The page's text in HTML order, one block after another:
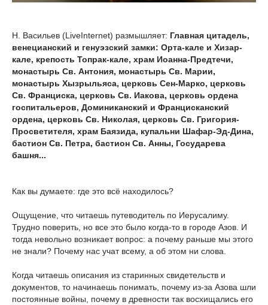
Н. Васильев (LiveInternet) размышляет: Главная цитадель,
венецианский и генуэзский замки: Орта-кале и Хизар-
кале, крепость Топрак-кале, храм Иоанна-Предтечи,
монастырь Св. Антония, монастырь Св. Марии,
монастырь Хызрыльяса, церковь Сен-Марко, церковь
Св. Франциска, церковь Св. Иакова, церковь ордена
госпитальеров, Доминиканский и Францисканский
ордена, церковь Св. Николая, церковь Св. Григория-
Просветителя, храм Баязида, купальни Шафар-Эд-Дина,
бастион Св. Петра, бастион Св. Анны, Государева
башня...
Как вы думаете: где это всё находилось?
Ощущение, что читаешь путеводитель по Иерусалиму.
Трудно поверить, но все это было когда-то в городе Азов. И
тогда невольно возникает вопрос: а почему раньше мы этого
не знали? Почему нас учат всему, а об этом ни слова.
Когда читаешь описания из старинных свидетельств и
документов, то начинаешь понимать, почему из-за Азова шли
постоянные войны, почему в древности так восхищались его